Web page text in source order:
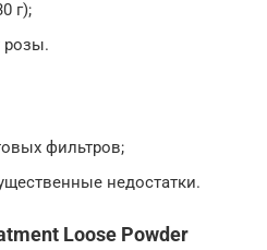
г);
розы.
фильтров;
недостатки.
Loose Powder